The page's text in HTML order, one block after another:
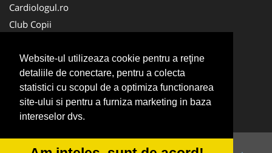
Website-ul utilizeaza cookie pentru a reţine
detaliile de conectare, pentru a colecta
statistici cu scopul de a optimiza functionarea
site-ului si pentru a furniza marketing in baza
intereselor dvs.
Cardiologul.ro
Club Copii
Ambalaje Romania
Cabinet-Individual.ro
CentruInchirieri.ro
Cursuri Romania